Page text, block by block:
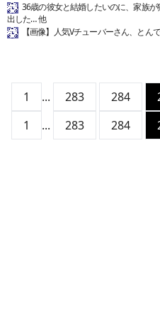
36歳の彼女と結婚したいのに、家族
出した… 他
【画像】人気Vチューバーさん、と
1 ... 283 284
1
... 283 284